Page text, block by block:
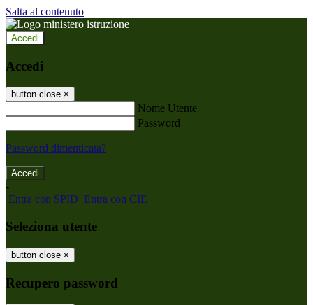
Salta al contenuto
Accedi
Accedi
button close ×
Nome Utente
Password
Password dimenticata?
-
Entra con SPID Entra con CIE
Seleziona utente
button close ×
Recupero password